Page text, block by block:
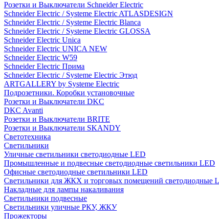
Розетки и Выключатели Schneider Electric
Schneider Electric / Systeme Electric ATLASDESIGN
Schneider Electric / Systeme Electric Blanca
Schneider Electric / Systeme Electric GLOSSA
Schneider Electric Unica
Schneider Electric UNICA NEW
Schneider Electric W59
Schneider Electric Прима
Schneider Electric / Systeme Electric Этюд
ARTGALLERY by Systeme Electric
Подрозетники. Коробки установочные
Розетки и Выключатели DKC
DKC Avanti
Розетки и Выключатели BRITE
Розетки и Выключатели SKANDY
Светотехника
Светильники
Уличные светильники светодиодные LED
Промышленные и подвесные светодиодные светильники LED
Офисные светодиодные светильники LED
Светильники для ЖКХ и торговых помещений светодиодные
Накладные для лампы накаливания
Светильники подвесные
Светильники уличные РКУ, ЖКУ
Прожекторы